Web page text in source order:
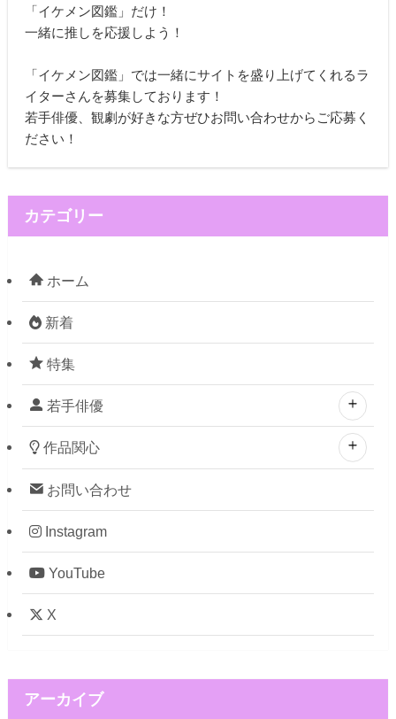
「イケメン図鑑」だけ！
一緒に推しを応援しよう！
「イケメン図鑑」では一緒にサイトを盛り上げてくれるラ
イターさんを募集しております！
若手俳優、観劇が好きな方ぜひお問い合わせからご応募く
ださい！
カテゴリー
ホーム
新着
特集
若手俳優
作品関心
お問い合わせ
Instagram
YouTube
X
アーカイブ